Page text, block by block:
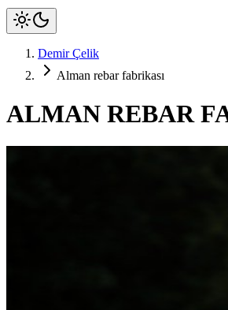
Demir Çelik
Alman rebar fabrikası
ALMAN REBAR